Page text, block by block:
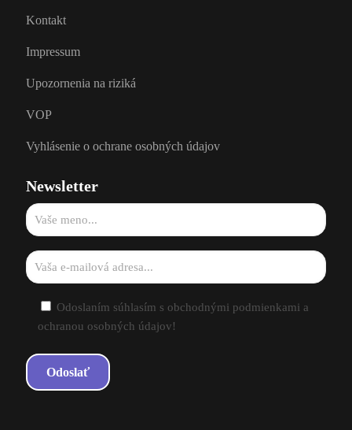
Kontakt
Impressum
Upozornenia na riziká
VOP
Vyhlásenie o ochrane osobných údajov
Newsletter
Odoslaním súhlasím s obchodnými podmienkami a
ochranou osobných údajov!